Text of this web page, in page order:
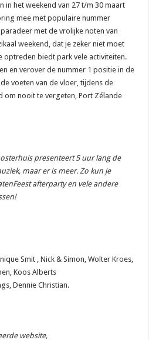
in het weekend van 27 t/m 30 maart
mee met populaire nummer
paradeer met de vrolijke noten van
weekend, dat je zeker niet moet
optreden biedt park vele activiteiten.
en verover de nummer 1 positie in de
voeten van de vloer, tijdens de
om nooit te vergeten, Port Zélande
presenteert 5 uur lang de
maar er is meer. Zo kun je
afterparty en vele andere
Smit , Nick & Simon, Wolter Kroes,
Koos Alberts
Dennie Christian.
website,